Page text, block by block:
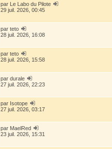
par Le Labo du Pilote
29 juil. 2026, 00:45
par teto
28 juil. 2026, 16:08
par teto
28 juil. 2026, 15:58
par durale
27 juil. 2026, 22:23
par Isotope
27 juil. 2026, 03:17
par MaelRed
23 juil. 2026, 15:31